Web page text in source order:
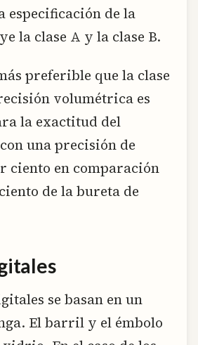
especificación de la
la clase A y la clase B.
preferible que la clase
volumétrica es
la exactitud del
una precisión de
ciento en comparación
de la bureta de
se basan en un
El barril y el émbolo